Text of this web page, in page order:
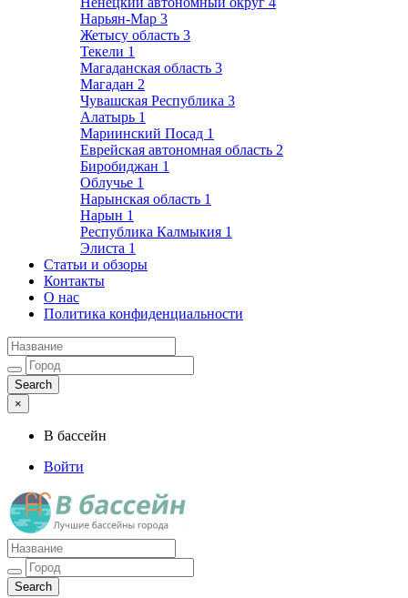
Нарьян-Мар 3
Жетысу область 3
Текели 1
Магаданская область 3
Магадан 2
Чувашская Республика 3
Алатырь 1
Мариинский Посад 1
Еврейская автономная область 2
Биробиджан 1
Облучье 1
Нарынская область 1
Нарын 1
Республика Калмыкия 1
Элиста 1
Статьи и обзоры
Контакты
О нас
Политика конфиденциальности
×
В бассейн
Войти
Лучшие бассейны города